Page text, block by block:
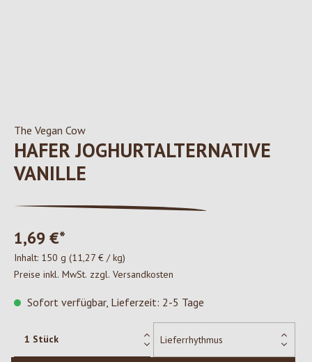
The Vegan Cow
HAFER JOGHURTALTERNATIVE
VANILLE
1,69 €*
Inhalt: 150 g (11,27 € / kg)
Preise inkl. MwSt. zzgl. Versandkosten
Sofort verfügbar, Lieferzeit: 2-5 Tage